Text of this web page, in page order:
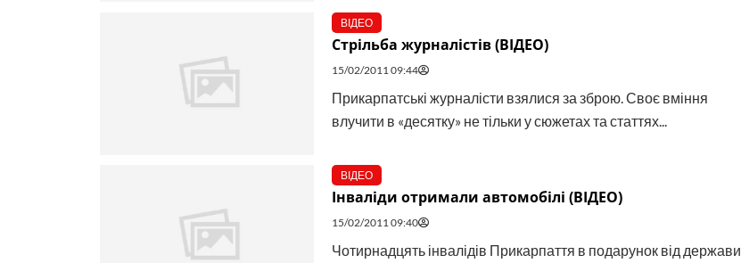
ВІДЕО
Стрільба журналістів (ВІДЕО)
15/02/2011 09:44
Прикарпатські журналісти взялися за зброю. Своє вміння
влучити в «десятку» не тільки у сюжетах та статтях...
ВІДЕО
Інваліди отримали автомобілі (ВІДЕО)
15/02/2011 09:40
Чотирнадцять інвалідів Прикарпаття в подарунок від держави